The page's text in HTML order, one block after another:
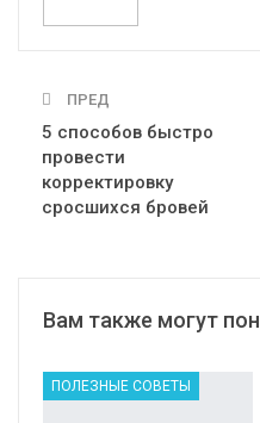
ПРЕД
5 способов быстро
провести
корректировку
сросшихся бровей
Вам также могут
ПОЛЕЗНЫЕ СОВЕТЫ